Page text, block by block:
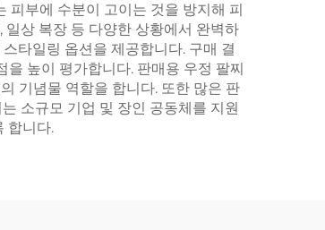
피부에 수분이 고이는 것을 방지해 피
일상 복장 등 다양한 상황에서 완벽하
타일링 옵션을 제공합니다. 구매 결
높이 평가합니다. 판매용 우정 팔찌
기념물 역할을 합니다. 또한 많은 판
소규모 기업 및 장인 공동체를 지원
합니다.